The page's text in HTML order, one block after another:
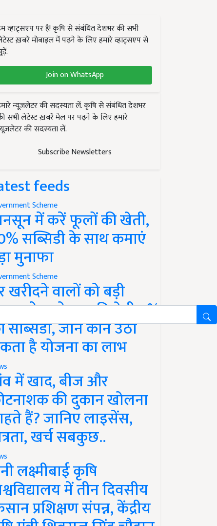
व्हाट्सएप पर हैं! कृषि से संबंधित देशभर की सभी
ख़बरें मोबाइल में पढ़ने के लिए हमारे व्हाट्सएप से
Join on WhatsApp
न्यूज़लेटर की सदस्यता लें. कृषि से संबंधित देशभर
सभी लेटेस्ट ख़बरें मेल पर पढ़ने के लिए हमारे
की सदस्यता लें.
Subscribe Newsletters
feeds
Scheme
में करें फूलों की खेती,
सब्सिडी के साथ कमाएं
मुनाफा
Scheme
खरीदने वालों को बड़ी
होम लोन पर मिलेगी 4%
सब्सिडी, जानें कौन उठा
है योजना का लाभ
में खाद, बीज और
की दुकान खोलना
हैं? जानिए लाइसेंस,
खर्च सबकुछ..
लक्ष्मीबाई कृषि
में तीन दिवसीय
प्रशिक्षण संपन्न, केंद्रीय